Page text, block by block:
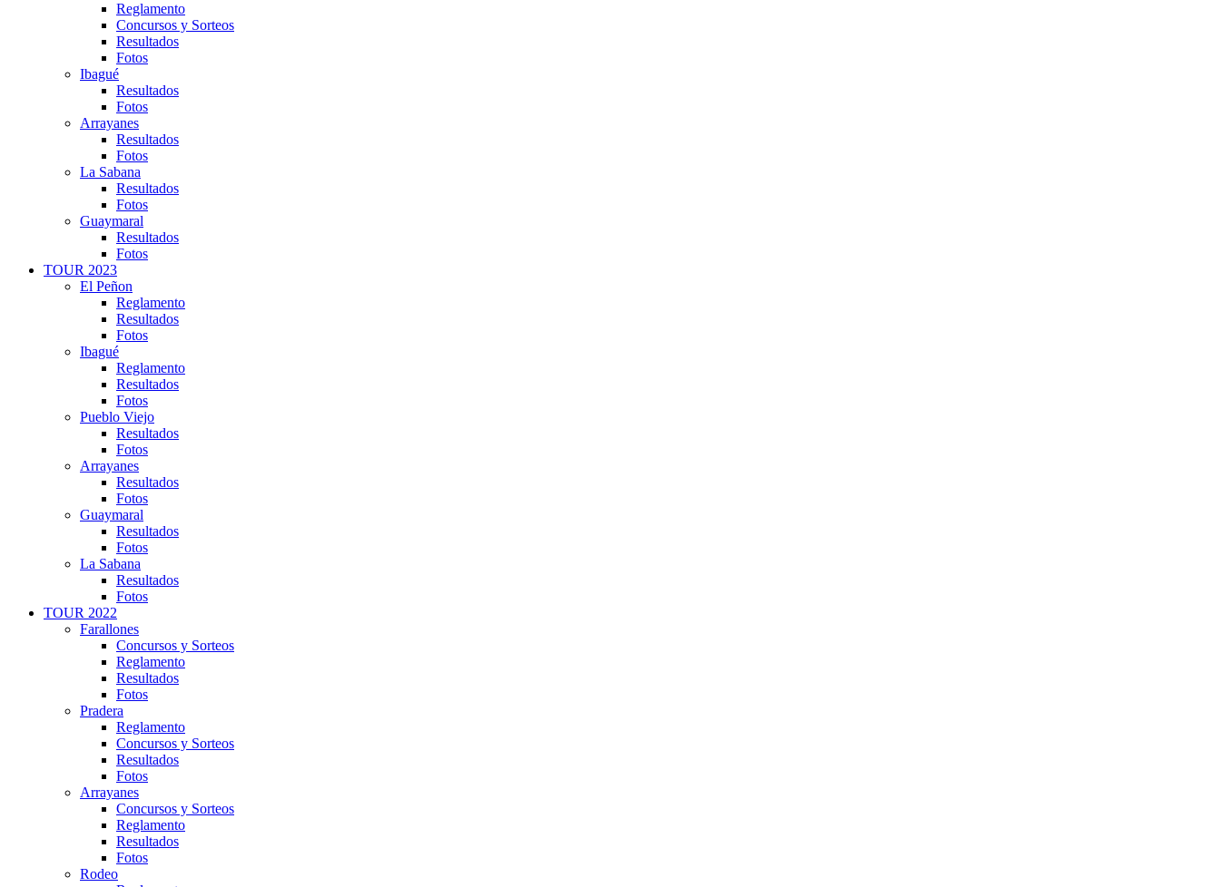
Reglamento
Concursos y Sorteos
Resultados
Fotos
Ibagué
Resultados
Fotos
Arrayanes
Resultados
Fotos
La Sabana
Resultados
Fotos
Guaymaral
Resultados
Fotos
TOUR 2023
El Peñon
Reglamento
Resultados
Fotos
Ibagué
Reglamento
Resultados
Fotos
Pueblo Viejo
Resultados
Fotos
Arrayanes
Resultados
Fotos
Guaymaral
Resultados
Fotos
La Sabana
Resultados
Fotos
TOUR 2022
Farallones
Concursos y Sorteos
Reglamento
Resultados
Fotos
Pradera
Reglamento
Concursos y Sorteos
Resultados
Fotos
Arrayanes
Concursos y Sorteos
Reglamento
Resultados
Fotos
Rodeo